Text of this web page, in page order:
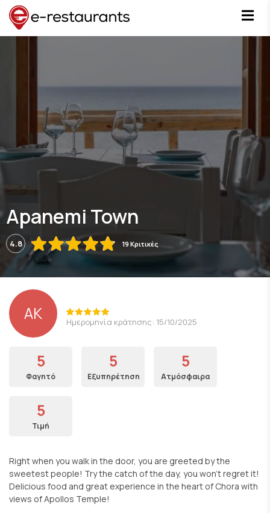
Apanemi Town
4.8 19 Κριτικές
AK Ημερομηνία κράτησης: 15/10/2025
5
Φαγητό
5
Εξυπηρέτηση
5
Ατμόσφαιρα
5
Τιμή
Right when you walk in the door, you are greeted by the
sweetest people! Try the catch of the day, you won’t regret it!
Delicious food and great experience in the heart of Chora with
views of Apollos Temple!